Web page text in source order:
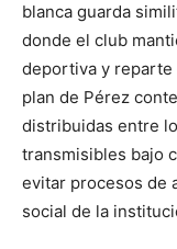
blanca guarda
donde el club
deportiva y reparte
plan de Pérez
distribuidas entre
transmisibles bajo
evitar procesos de
social de la